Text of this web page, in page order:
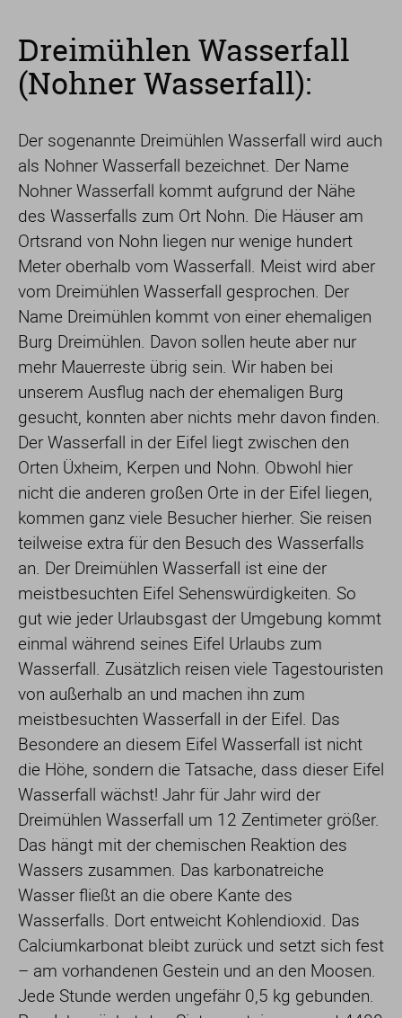
Dreimühlen Wasserfall
(Nohner Wasserfall):
Der sogenannte Dreimühlen Wasserfall wird auch
als Nohner Wasserfall bezeichnet. Der Name
Nohner Wasserfall kommt aufgrund der Nähe
des Wasserfalls zum Ort Nohn. Die Häuser am
Ortsrand von Nohn liegen nur wenige hundert
Meter oberhalb vom Wasserfall. Meist wird aber
vom Dreimühlen Wasserfall gesprochen. Der
Name Dreimühlen kommt von einer ehemaligen
Burg Dreimühlen. Davon sollen heute aber nur
mehr Mauerreste übrig sein. Wir haben bei
unserem Ausflug nach der ehemaligen Burg
gesucht, konnten aber nichts mehr davon finden.
Der Wasserfall in der Eifel liegt zwischen den
Orten Üxheim, Kerpen und Nohn. Obwohl hier
nicht die anderen großen Orte in der Eifel liegen,
kommen ganz viele Besucher hierher. Sie reisen
teilweise extra für den Besuch des Wasserfalls
an. Der Dreimühlen Wasserfall ist eine der
meistbesuchten Eifel Sehenswürdigkeiten. So
gut wie jeder Urlaubsgast der Umgebung kommt
einmal während seines Eifel Urlaubs zum
Wasserfall. Zusätzlich reisen viele Tagestouristen
von außerhalb an und machen ihn zum
meistbesuchten Wasserfall in der Eifel. Das
Besondere an diesem Eifel Wasserfall ist nicht
die Höhe, sondern die Tatsache, dass dieser Eifel
Wasserfall wächst! Jahr für Jahr wird der
Dreimühlen Wasserfall um 12 Zentimeter größer.
Das hängt mit der chemischen Reaktion des
Wassers zusammen. Das karbonatreiche
Wasser fließt an die obere Kante des
Wasserfalls. Dort entweicht Kohlendioxid. Das
Calciumkarbonat bleibt zurück und setzt sich fest
– am vorhandenen Gestein und an den Moosen.
Jede Stunde werden ungefähr 0,5 kg gebunden.